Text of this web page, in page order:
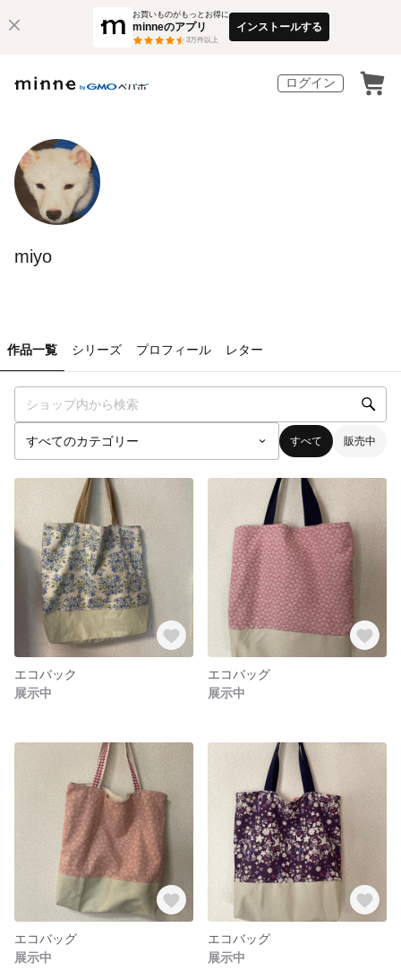
お買いものがもっとお得に
minneのアプリ
3万件以上
インストールする
ログイン
miyo
作品一覧 シリーズ プロフィール レター
すべて 販売中
エコバック
展示中
エコバッグ
展示中
エコバッグ
展示中
エコバッグ
展示中